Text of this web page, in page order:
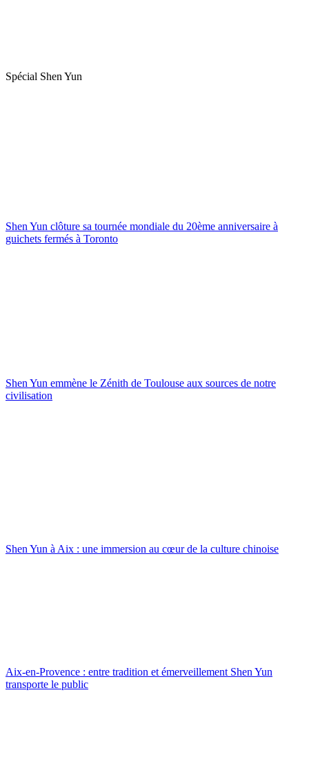
Spécial Shen Yun
Shen Yun clôture sa tournée mondiale du 20ème anniversaire à
guichets fermés à Toronto
Shen Yun emmène le Zénith de Toulouse aux sources de notre
civilisation
Shen Yun à Aix : une immersion au cœur de la culture chinoise
Aix-en-Provence : entre tradition et émerveillement Shen Yun
transporte le public